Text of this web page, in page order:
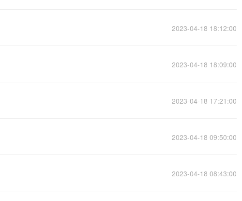
2023-04-18 18:12:00
2023-04-18 18:09:00
2023-04-18 17:21:00
2023-04-18 09:50:00
2023-04-18 08:43:00